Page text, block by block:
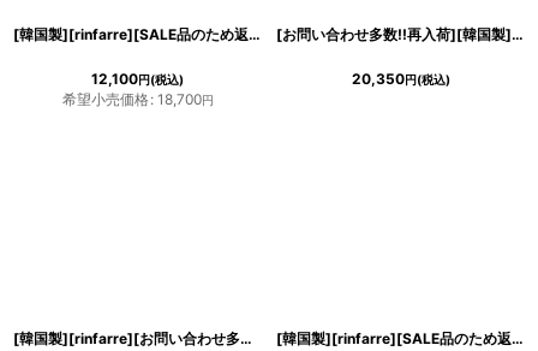
[韓国製][rinfarre][SALE品のため返品不可＆再入荷なしの現品限り]ピンク・花柄・シフォン・ハイネック・ホルターネック・背中開き・タイト・ミディアムドレス・ワンピース[MIRIN着用][送料無料]
12,100円(税込)
希望小売価格: 18,700円
[お問い合わせ多数!!再入荷][韓国製][rinfarre] [山崎みどり・薗田杏奈着用][姉ageha]シンプル・ケミカルレース・シースルー・ハートカット・大人・エレガント・五分袖・タイト・マーメイドライン・ミディアムドレス・ワンピース[送料無料]mybk
20,350円(税込)
[韓国製][rinfarre][お問い合わせ多数!!再入荷]総刺繍・ケミカルレース・シンプル・半袖・タイト・ミディアムドレス・ワンピース[山崎みどり・関あいか着用]《送料＆代引き手数料無料》myju [韓国製][rinfarre][SALE品のため返品不可＆再入荷なしの現品限り]バイカラー・ウェーブデザイン・ボリュームスリーブ・長袖・タイト・ミディアムドレス・ワンピース[山崎みどり・黒木麗奈着用][送料無料]mygr